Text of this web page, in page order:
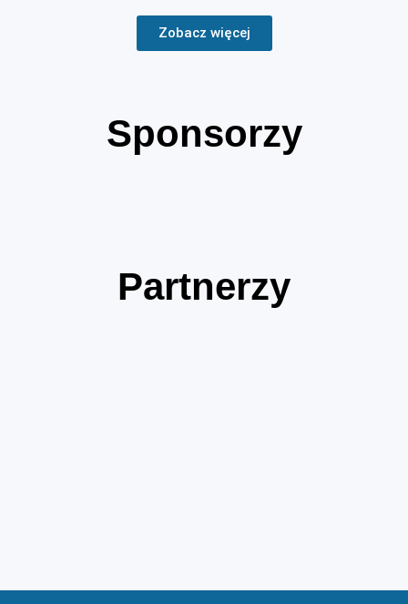
Zobacz więcej
Sponsorzy
Partnerzy